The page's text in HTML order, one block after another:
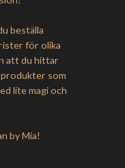
beställa
för olika
att du hittar
som
lite magi och
by Mia!